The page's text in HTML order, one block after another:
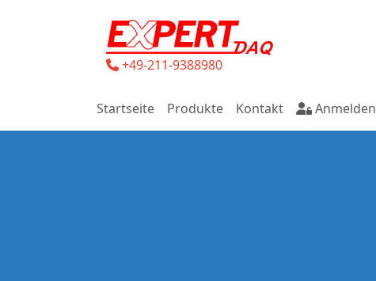
+49-211-9388980
Startseite Produkte Kontakt Anmelden